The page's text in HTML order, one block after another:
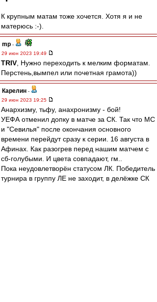
К крупным матам тоже хочется. Хотя я и не
матерюсь :-).
mp -
29 июн 2023 19:49
TRIV , Нужно переходить к мелким форматам.
Перстень,вымпел или почетная грамота))
Карелин -
29 июн 2023 19:25
Анархизму, тьфу, анахронизму - бой!
УЕФА отменил допку в матче за СК. Так что МС
и "Севилья" после окончания основного
времени перейдут сразу к серии. 16 августа в
Афинах. Как разогрев перед нашим матчем с
сб-голубыми. И цвета совпадают, гм..
Пока неудовлетворён статусом ЛК. Победитель
турнира в группу ЛЕ не заходит, в делёжке СК